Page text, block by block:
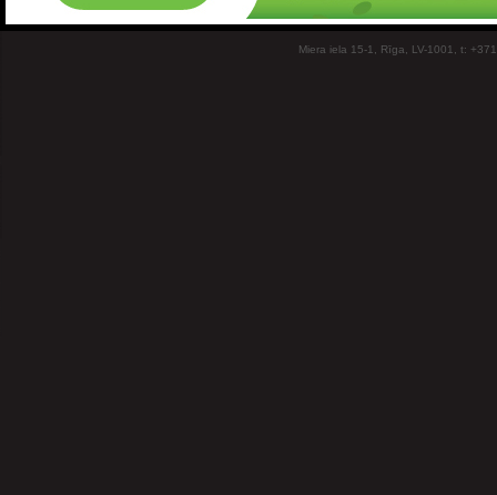
Miera iela 15-1, Rīga, LV-1001, t: